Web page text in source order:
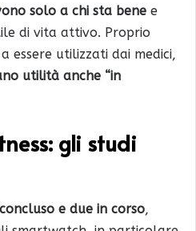
solo a chi sta bene e
di vita attivo. Proprio
essere utilizzati dai medici,
utilità anche “in
gli studi
e due in corso,